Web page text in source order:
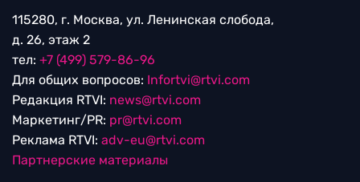
115280, г. Москва, ул. Ленинская слобода,
д. 26, этаж 2
тел: +7 (499) 579-86-96
Для общих вопросов: Infortvi@rtvi.com
Редакция RTVI: news@rtvi.com
Маркетинг/PR: pr@rtvi.com
Реклама RTVI: adv-eu@rtvi.com
Партнерские материалы